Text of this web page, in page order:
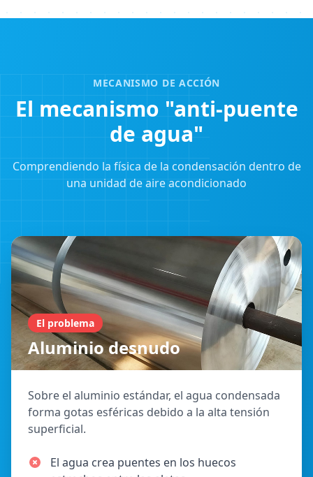
MECANISMO DE ACCIÓN
El mecanismo "anti-puente
de agua"
Comprendiendo la física de la condensación dentro de
una unidad de aire acondicionado
El problema
Aluminio desnudo
Sobre el aluminio estándar, el agua condensada
forma gotas esféricas debido a la alta tensión
superficial.
El agua crea puentes en los huecos